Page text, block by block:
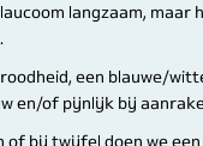
langzaam, maar
een blauwe/
en/of pijnlijk bij
of bij twijfel doen we